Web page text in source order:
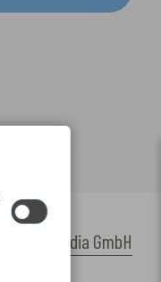
cm citymedia GmbH